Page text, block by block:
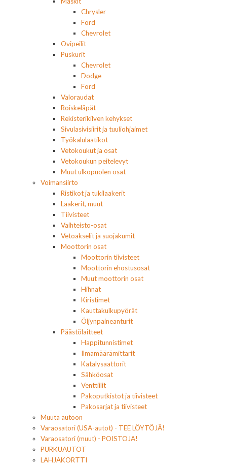
Chrysler
Ford
Chevrolet
Ovipeilit
Puskurit
Chevrolet
Dodge
Ford
Valoraudat
Roiskeläpät
Rekisterikilven kehykset
Sivulasivisiirit ja tuuliohjaimet
Työkalulaatikot
Vetokoukut ja osat
Vetokoukun peitelevyt
Muut ulkopuolen osat
Voimansiirto
Ristikot ja tukilaakerit
Laakerit, muut
Tiivisteet
Vaihteisto-osat
Vetoakselit ja suojakumit
Moottorin osat
Moottorin tiivisteet
Moottorin ehostusosat
Muut moottorin osat
Hihnat
Kiristimet
Kauttakulkupyörät
Öljynpaineanturit
Päästölaitteet
Happitunnistimet
Ilmamäärämittarit
Katalysaattorit
Sähköosat
Venttiilit
Pakoputkistot ja tiivisteet
Pakosarjat ja tiivisteet
Muuta autoon
Varaosatori (USA-autot) - TEE LÖYTÖJÄ!
Varaosatori (muut) - POISTOJA!
PURKUAUTOT
LAHJAKORTTI